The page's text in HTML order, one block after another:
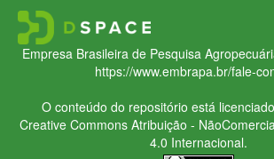
Empresa Brasileira de Pesquisa
https://www.embrapa.br/fale-
O conteúdo do repositório está
Creative CommonsAtribuição -
4.0 Internacional.